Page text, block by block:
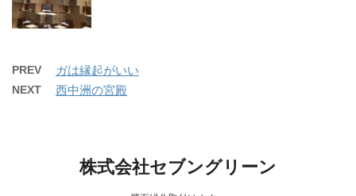
PREV ガは縁起がいい
NEXT 西中洲の宮殿
株式会社セブングリーン